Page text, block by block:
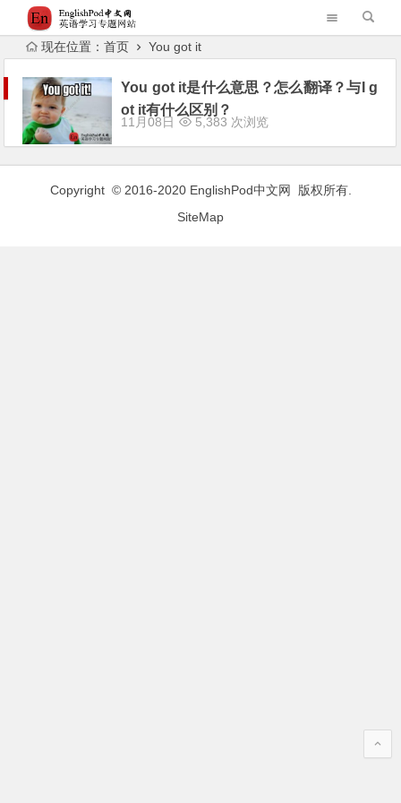
现在位置： 首页 You got it
You got it是什么意思？怎么翻译？与I g
ot it有什么区别？
11月08日 5,383 次浏览
Copyright © 2016-2020 EnglishPod中文网 版权所有.
SiteMap